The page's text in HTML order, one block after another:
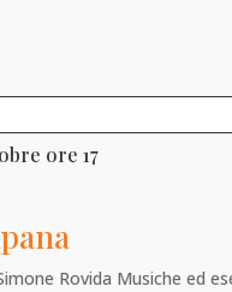
ore 17
Rovida Musiche ed